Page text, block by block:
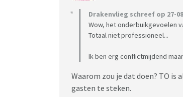
Drakenvlieg schreef op 27-
Wow, het onderbuikgevoelen
Totaal niet professioneel...
Ik ben erg conflictmijdend
Waarom zou je dat doen? TO is
gasten te steken.